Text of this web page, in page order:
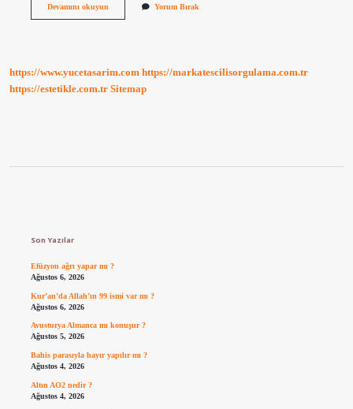
Devamını okuyun1
Yorum Bırak
https://www.yucetasarim.com https://markatescilisorgulama.com.tr
https://estetikle.com.tr Sitemap
Son Yazılar
Efüzyon ağrı yapar mı ?
Ağustos 6, 2026
Kur’an’da Allah’ın 99 ismi var mı ?
Ağustos 6, 2026
Avusturya Almanca mı konuşur ?
Ağustos 5, 2026
Bahis parasıyla hayır yapılır mı ?
Ağustos 4, 2026
Altın AO2 nedir ?
Ağustos 4, 2026